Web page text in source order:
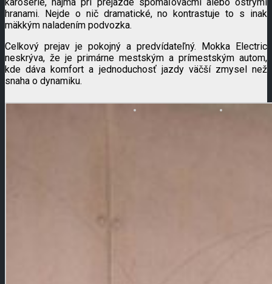
hranami. Nejde o nič dramatické, no kontrastuje to s inak
mäkkým naladením podvozka.
Celkový prejav je pokojný a predvídateľný. Mokka Electric
neskrýva, že je primárne mestským a prímestským autom,
kde dáva komfort a jednoduchosť jazdy väčší zmysel než
snaha o dynamiku.